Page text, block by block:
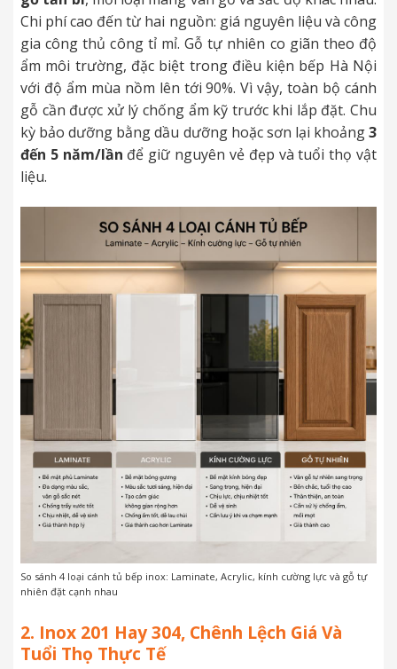
Chi phí cao đến từ hai nguồn: giá nguyên liệu và công
gia công thủ công tỉ mỉ. Gỗ tự nhiên co giãn theo độ
ẩm môi trường, đặc biệt trong điều kiện bếp Hà Nội
với độ ẩm mùa nồm lên tới 90%. Vì vậy, toàn bộ cánh
gỗ cần được xử lý chống ẩm kỹ trước khi lắp đặt. Chu
kỳ bảo dưỡng bằng dầu dưỡng hoặc sơn lại khoảng3
đến 5 năm/lần để giữ nguyên vẻ đẹp và tuổi thọ vật
liệu.
So sánh 4 loại cánh tủ bếp inox: Laminate, Acrylic, kính cường lực và gỗ tự
nhiên đặt cạnh nhau
2. Inox 201 Hay 304, Chênh Lệch Giá Và
Tuổi Thọ Thực Tế